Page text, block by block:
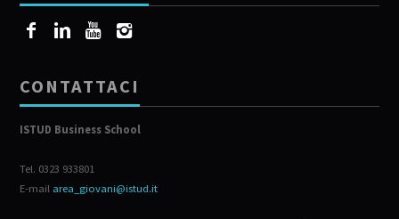
CONTATTACI
ISTUD Business School
Tel. 0323 933801
E-mail area_giovani@istud.it